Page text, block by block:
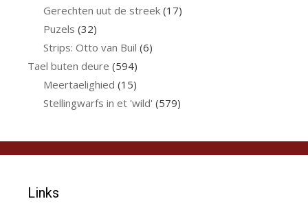
Gerechten uut de streek(17)
Puzels (32)
Strips: Otto van Buil (6)
Tael buten deure (594)
Meertaelighied (15)
Stellingwarfs in et 'wild' (579)
Links